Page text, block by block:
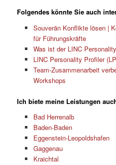
Folgendes könnte Sie auch
Souverän Konflikte lösen |
für Führungskräfte
Was ist der LINC
LINC Personality Profiler
Team-Zusammenarbeit
Workshops
Ich biete meine Leistungen
Bad Herrenalb
Baden-Baden
Eggenstein-Leopoldshafen
Gaggenau
Kraichtal